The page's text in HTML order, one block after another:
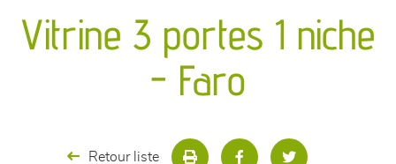
séjours
meubles de complément
Vitrine 3 portes 1 niche
- Faro
Retour liste